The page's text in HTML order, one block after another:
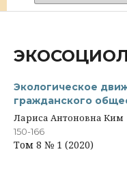
Экологическое
гражданского
Лариса Антоновна Ким
150-166
Том 8 № 1 (2020)